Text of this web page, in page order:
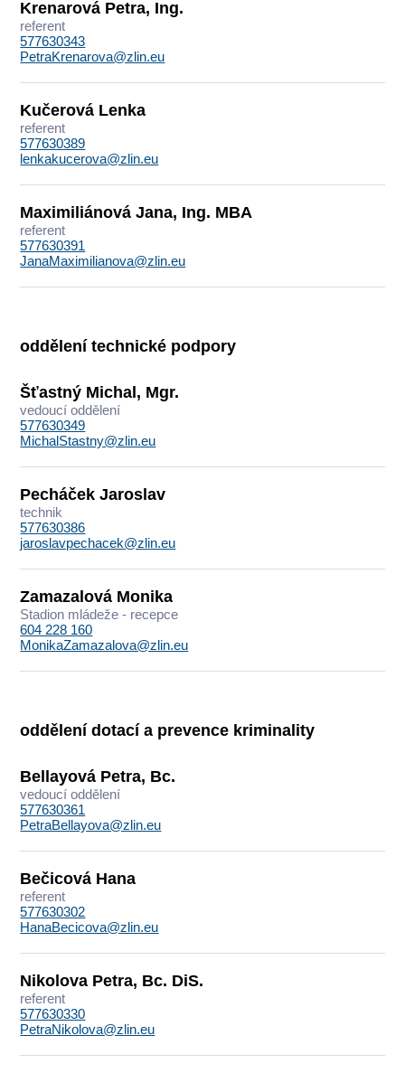
Krenarová Petra, Ing.
referent
577630343
PetraKrenarova@zlin.eu
Kučerová Lenka
referent
577630389
lenkakucerova@zlin.eu
Maximiliánová Jana, Ing. MBA
referent
577630391
JanaMaximilianova@zlin.eu
oddělení technické podpory
Šťastný Michal, Mgr.
vedoucí oddělení
577630349
MichalStastny@zlin.eu
Pecháček Jaroslav
technik
577630386
jaroslavpechacek@zlin.eu
Zamazalová Monika
Stadion mládeže - recepce
604 228 160
MonikaZamazalova@zlin.eu
oddělení dotací a prevence kriminality
Bellayová Petra, Bc.
vedoucí oddělení
577630361
PetraBellayova@zlin.eu
Bečicová Hana
referent
577630302
HanaBecicova@zlin.eu
Nikolova Petra, Bc. DiS.
referent
577630330
PetraNikolova@zlin.eu